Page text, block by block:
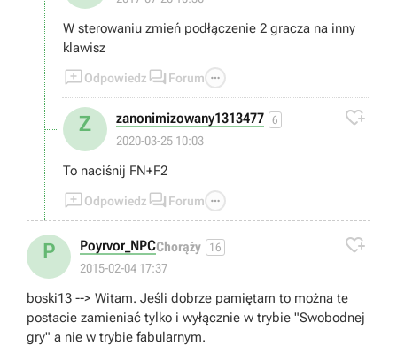
W sterowaniu zmień podłączenie 2 gracza na inny
klawisz
Odpowiedz  Forum 
Z zanonimizowany1313477 6
2020-03-25 10:03

To naciśnij FN+F2
Odpowiedz  Forum 
P Poyrvor_NPCChorąży 16
2015-02-04 17:37

boski13 --> Witam. Jeśli dobrze pamiętam to można te
postacie zamieniać tylko i wyłącznie w trybie "Swobodnej
gry" a nie w trybie fabularnym.